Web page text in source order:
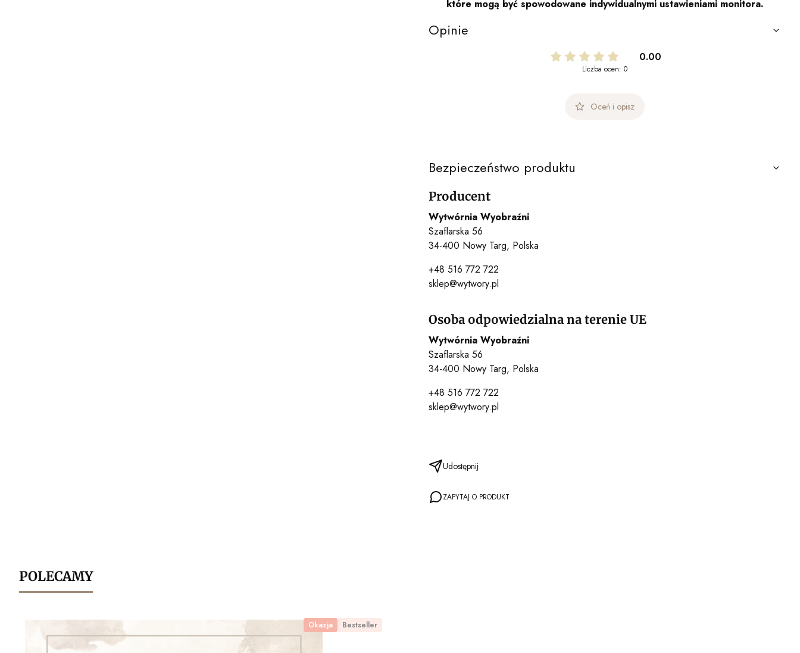
które mogą być spowodowane indywidualnymi ustawieniami monitora.
Opinie
0.00
Liczba ocen: 0
Oceń i opisz
Bezpieczeństwo produktu
Producent
Wytwórnia Wyobraźni
Szaflarska 56
34-400 Nowy Targ, Polska
+48 516 772 722
sklep@wytwory.pl
Osoba odpowiedzialna na terenie UE
Wytwórnia Wyobraźni
Szaflarska 56
34-400 Nowy Targ, Polska
+48 516 772 722
sklep@wytwory.pl
Udostępnij
ZAPYTAJ O PRODUKT
POLECAMY
Okazja Bestseller